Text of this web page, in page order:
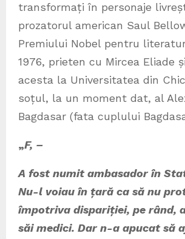
transformați în personaje
prozatorul american Saul
Premiului Nobel pentru
1976, prieten cu Mircea Eliade
acesta la Universitatea din
soțul, la un moment dat, al
Bagdasar (fata cuplului
„F, –
A fost numit ambasador în
Nu-l voiau în țară ca să nu
împotriva dispariției, pe rând,
săi medici. Dar n-a apucat să